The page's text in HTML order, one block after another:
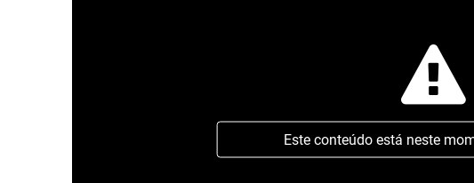
Este conteúdo está neste